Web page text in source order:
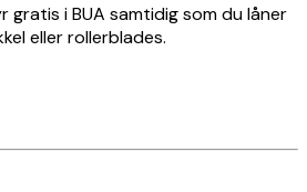
i BUA samtidig som du låner
eller rollerblades.